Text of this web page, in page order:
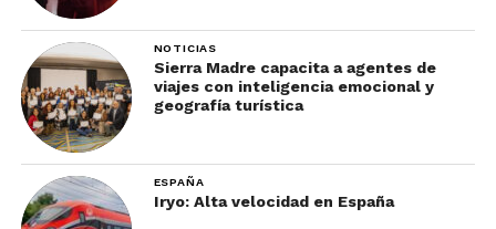
NOTICIAS
Sierra Madre capacita a agentes de
viajes con inteligencia emocional y
geografía turística
ESPAÑA
Iryo: Alta velocidad en España